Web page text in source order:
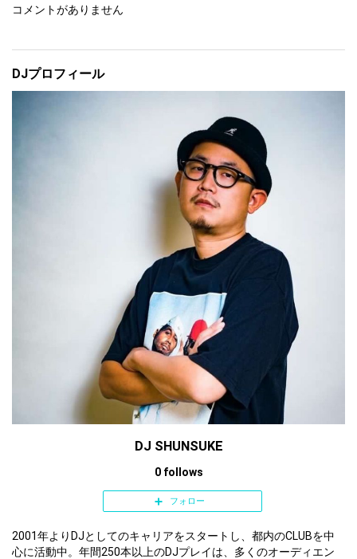
Hot - Young Thug feat. Gunna
Ski - Young Stoner Life, Young Thug & Gu
Shotta Flow (Remix) - NLE Choppa feat. Bl
Thotiana Remix - Blueface ft. YG
Pure Water - Mustard & Migos
See Bout It - Quavo & TakeOff ft Mustar
Soak City (Remix) - 310babii ft Mustard,
Rack City - Tyga
コメントがありません
DJプロフィール
DJ SHUNSUKE
0 follows
フォロー
2001年よりDJとしてのキャリアをスタートし、都内のCLUBを中
心に活動中。年間250本以上のDJプレイは、多くのオーディエン